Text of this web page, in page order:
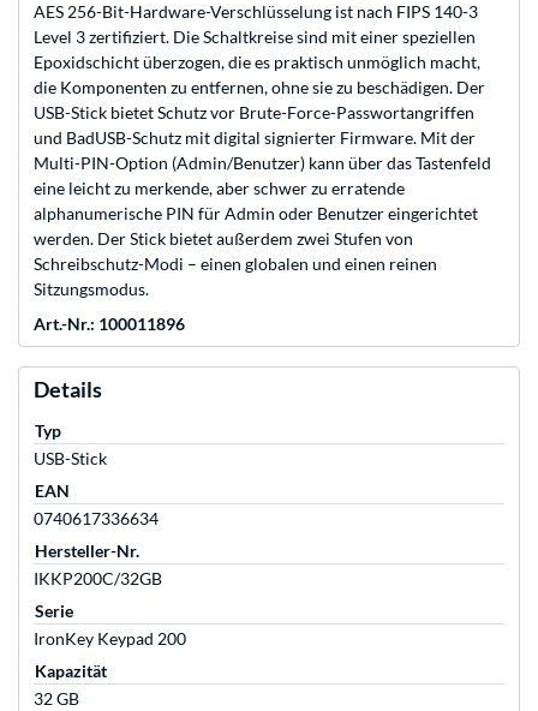
AES 256-Bit-Hardware-Verschlüsselung ist nach FIPS 140-3
Level 3 zertifiziert. Die Schaltkreise sind mit einer speziellen
Epoxidschicht überzogen, die es praktisch unmöglich macht,
die Komponenten zu entfernen, ohne sie zu beschädigen. Der
USB-Stick bietet Schutz vor Brute-Force-Passwortangriffen
und BadUSB-Schutz mit digital signierter Firmware. Mit der
Multi-PIN-Option (Admin/Benutzer) kann über das Tastenfeld
eine leicht zu merkende, aber schwer zu erratende
alphanumerische PIN für Admin oder Benutzer eingerichtet
werden. Der Stick bietet außerdem zwei Stufen von
Schreibschutz-Modi – einen globalen und einen reinen
Sitzungsmodus.
Art.-Nr.: 100011896
Details
Typ
USB-Stick
EAN
0740617336634
Hersteller-Nr.
IKKP200C/32GB
Serie
IronKey Keypad 200
Kapazität
32 GB